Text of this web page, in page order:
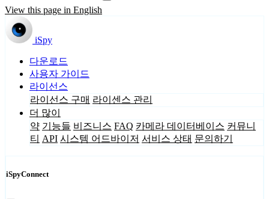
View this page in English
iSpy
다운로드
사용자 가이드
라이선스
라이선스 구매 라이센스 관리
더 많이
약 기능들 비즈니스 FAQ 카메라 데이터베이스 커뮤니
티 API 시스템 어드바이저 서비스 상태 문의하기
iSpyConnect